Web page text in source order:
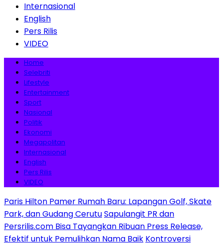
Internasional
English
Pers Rilis
VIDEO
Home
Selebriti
Lifestyle
Entertainment
Sport
Nasional
Politik
Ekonomi
Megapolitan
Internasional
English
Pers Rilis
VIDEO
Paris Hilton Pamer Rumah Baru: Lapangan Golf, Skate
Park, dan Gudang CerutuSapulangit PR dan
Persrilis.com Bisa Tayangkan Ribuan Press Release,
Efektif untuk Pemulihkan Nama Baik Kontroversi